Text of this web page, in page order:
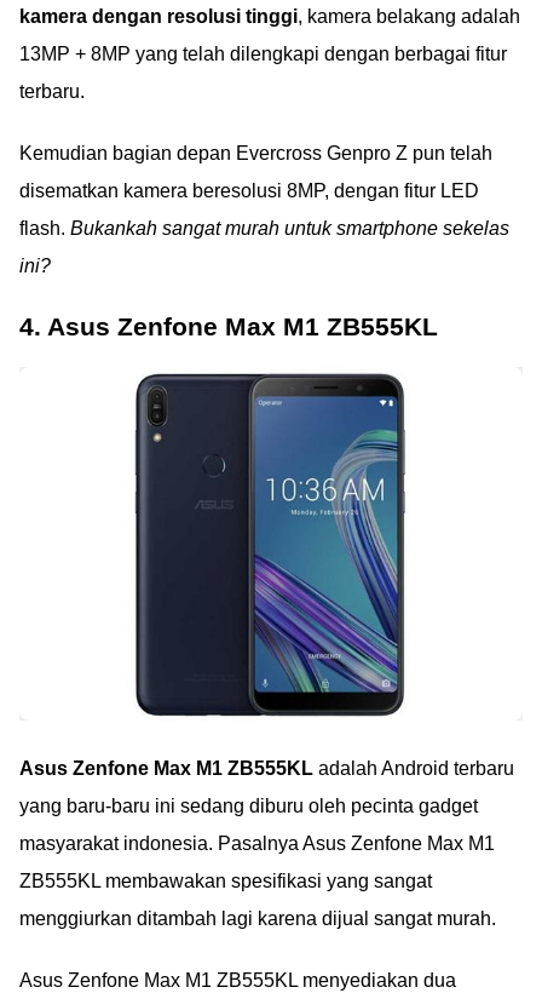
kamera dengan resolusi tinggi, kamera belakang adalah
13MP + 8MP yang telah dilengkapi dengan berbagai fitur
terbaru.
Kemudian bagian depan Evercross Genpro Z pun telah
disematkan kamera beresolusi 8MP, dengan fitur LED
flash. Bukankah sangat murah untuk smartphone sekelas
ini?
4. Asus Zenfone Max M1 ZB555KL
Asus Zenfone Max M1 ZB555KL adalah Android terbaru
yang baru-baru ini sedang diburu oleh pecinta gadget
masyarakat indonesia. Pasalnya Asus Zenfone Max M1
ZB555KL membawakan spesifikasi yang sangat
menggiurkan ditambah lagi karena dijual sangat murah.
Asus Zenfone Max M1 ZB555KL menyediakan dua